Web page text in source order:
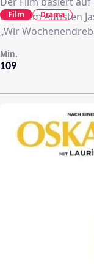
und dem Autisten
„Wir
109
Min.
Film Drama